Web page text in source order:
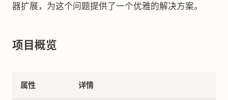
器扩展，为这个问题提供了一个优雅的解决方案。
项目概览
属性 详情